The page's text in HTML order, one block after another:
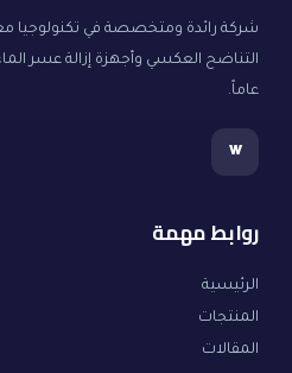
شركة رائدة ومتخصصة في تكنولوجيا
عاماً.
w
روابط مهمة
الرئيسية
المنتجات
المقالات